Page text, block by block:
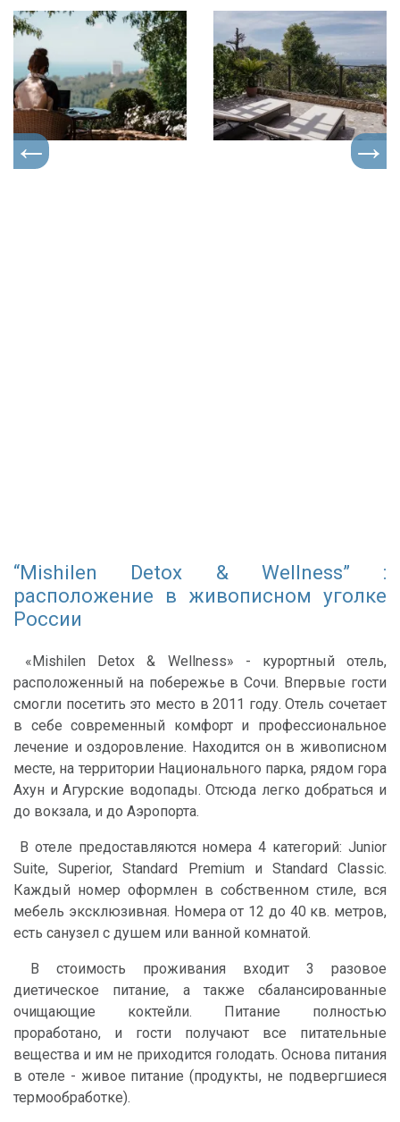
расслабляющие
процедуры
премиум
класса.
“Mishilen Detox & Wellness” :
расположение в живописном уголке
России
«Mishilen Detox & Wellness» - курортный отель,
расположенный на побережье в Сочи. Впервые гости
смогли посетить это место в 2011 году. Отель сочетает
в себе современный комфорт и профессиональное
лечение и оздоровление. Находится он в живописном
месте, на территории Национального парка, рядом гора
Ахун и Агурские водопады. Отсюда легко добраться и
до вокзала, и до Аэропорта.
В отеле предоставляются номера 4 категорий: Junior
Suite, Superior, Standard Premium и Standard Classic.
Каждый номер оформлен в собственном стиле, вся
мебель эксклюзивная. Номера от 12 до 40 кв. метров,
есть санузел с душем или ванной комнатой.
В стоимость проживания входит 3 разовое
диетическое питание, а также сбалансированные
очищающие коктейли. Питание полностью
проработано, и гости получают все питательные
вещества и им не приходится голодать. Основа питания
в отеле - живое питание (продукты, не подвергшиеся
термообработке).